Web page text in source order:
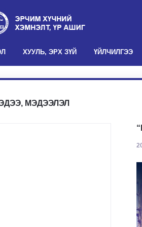
(current)ХУУЛЬ, ЭРХ ЗҮЙ ҮЙЛЧИЛГЭЭ
МЭДЭЭЛЭЛ